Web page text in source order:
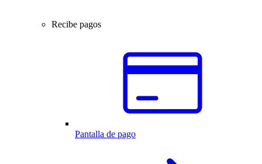
Recibe pagos
Pantalla de pago